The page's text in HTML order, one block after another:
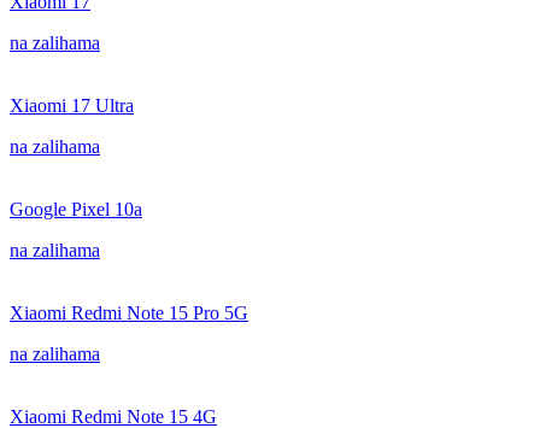
na zalihama
Xiaomi 17 Ultra
na zalihama
Google Pixel 10a
na zalihama
Xiaomi Redmi Note 15 Pro 5G
na zalihama
Xiaomi Redmi Note 15 4G